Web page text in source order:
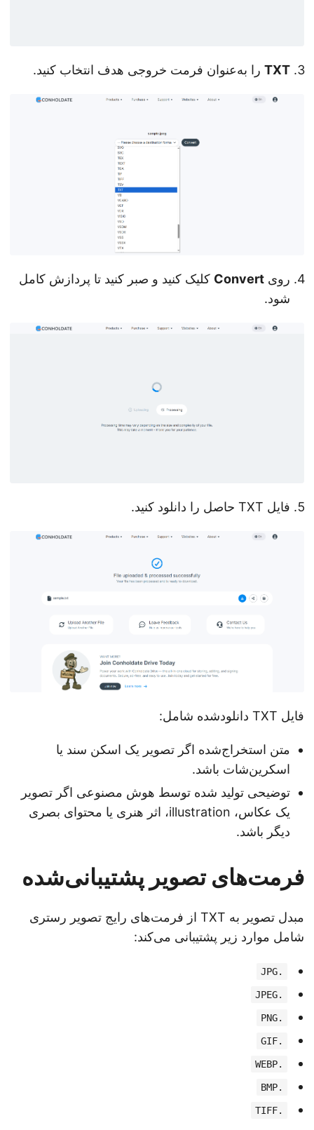
TXT را به‌عنوان فرمت خروجی هدف انتخاب کنید.
روی Convert کلیک کنید و صبر کنید تا پردازش کامل
شود.
فایل TXT حاصل را دانلود کنید.
فایل TXT دانلود‌شده شامل:
متن استخراج‌شده اگر تصویر یک اسکن سند یا
اسکرین‌شات باشد.
توضیحی تولید شده توسط هوش مصنوعی اگر تصویر
یک عکاس، illustration، اثر هنری یا محتوای بصری
دیگر باشد.
فرمت‌های تصویر پشتیبانی‌شده
مبدل تصویر به TXT از فرمت‌های رایج تصویر رستری
شامل موارد زیر پشتیبانی می‌کند:
.JPG
.JPEG
.PNG
.GIF
.WEBP
.BMP
.TIFF